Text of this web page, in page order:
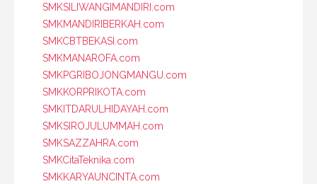
SMKSILIWANGIMANDIRI.com
SMKMANDIRIBERKAH.com
SMKCBTBEKASI.com
SMKMANAROFA.com
SMKPGRIBOJONGMANGU.com
SMKKORPRIKOTA.com
SMKITDARULHIDAYAH.com
SMKSIROJULUMMAH.com
SMKSAZZAHRA.com
SMKCitaTeknika.com
SMKKARYAUNCINTA.com